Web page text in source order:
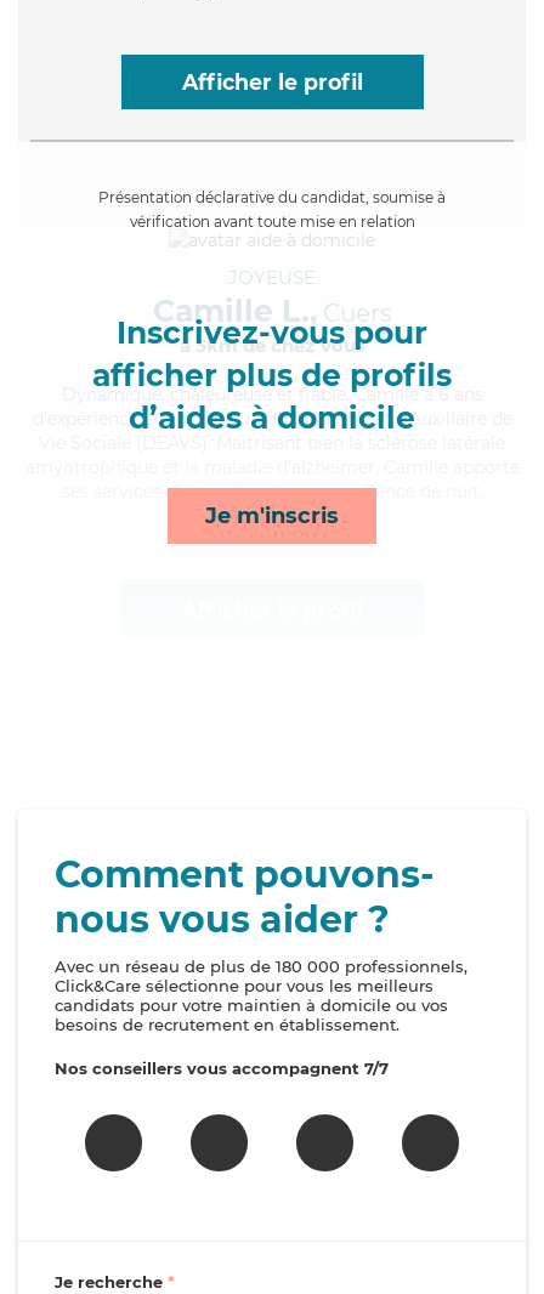
Afficher le profil
Présentation déclarative du candidat, soumise à
vérification avant toute mise en relation
Inscrivez-vous pour
afficher plus de profils
d’aides à domicile
Je m'inscris
JOYEUSE
Camille L., Cuers
à 5km de chez Vous
, chaleureuse et fiable, Camille a 6 ans
d'expérience et possède un diplôme d'État d'Auxiliaire de
ses services de lever/coucher, surveillance de nuit,
transports et rappels*
Comment pouvons-
nous vous aider ?
Avec un réseau de plus de 180 000 professionnels,
Click&Care sélectionne pour vous les meilleurs
candidats pour votre maintien à domicile ou vos
besoins de recrutement en établissement.
Nos conseillers vous accompagnent 7/7
Je recherche